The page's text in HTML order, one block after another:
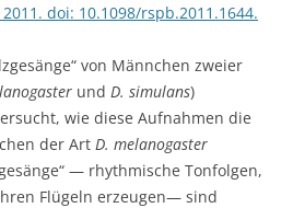
doi: 10.1098/rspb.2011.1644.
von Männchen zweier
und D. simulans)
wie diese Aufnahmen die
der Art D. melanogaster
— rhythmische Tonfolgen,
Flügeln erzeugen— sind